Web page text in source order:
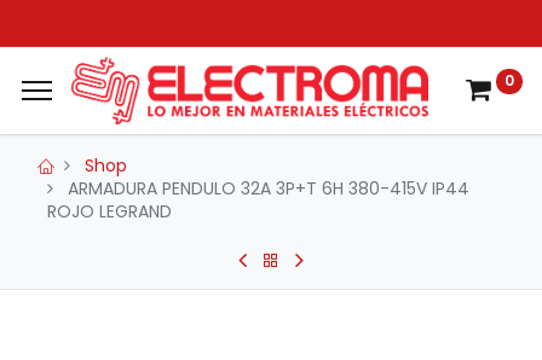
0
Shop
ARMADURA PENDULO 32A 3P+T 6H 380-415V IP44
ROJO LEGRAND